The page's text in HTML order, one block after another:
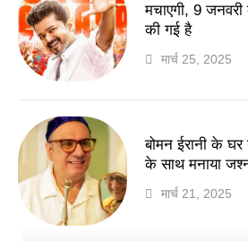
मचाएगी, 9
की गई है
मार्च 25, 2025
बोमन ईरानी के घर
के साथ मनाया
मार्च 21, 2025